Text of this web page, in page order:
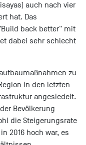
auch nach vier
hat. Das
back better" mit
dabei sehr schlecht
zu
in den letzten
angesiedelt.
Bevölkerung
die Steigerungsrate
2016 hoch war, es